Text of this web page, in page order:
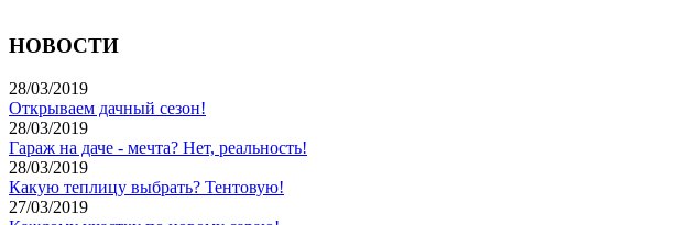
НОВОСТИ
28/03/2019
Открываем дачный сезон!
28/03/2019
Гараж на даче - мечта? Нет, реальность!
28/03/2019
Какую теплицу выбрать? Тентовую!
27/03/2019